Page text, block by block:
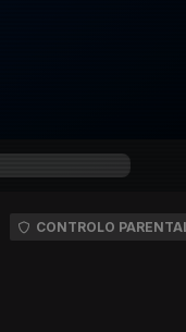
CONTROLO